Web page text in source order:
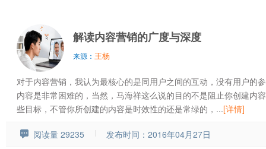
解读内容营销的广度与深度
来源： 王杨
对于内容营销，我认为最核心的是同用户之间的互动，没有用户的
内容是非常困难的，当然，马海祥这么说的目的不是阻止你创建内
些目标，不管你所创建的内容是时效性的还是常绿的，...[详情]
阅读量 29235 发布时间：2016年04月27日